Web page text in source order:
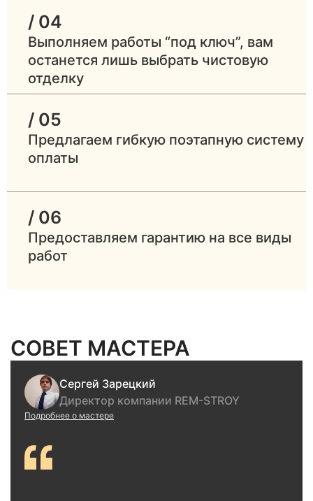
/ 04
Выполняем работы “под ключ”, вам
останется лишь выбрать чистовую
отделку
/ 05
Предлагаем гибкую поэтапную систему
оплаты
/ 06
Предоставляем гарантию на все виды
работ
СОВЕТ МАСТЕРА
Сергей Зарецкий
Директор компании REM-STROY
Подробнее о мастере